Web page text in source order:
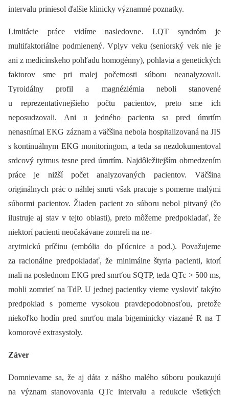
intervalu priniesol ďalšie klinicky významné poznatky.
Limitácie práce vidíme nasledovne. LQT syndróm je
multifaktoriálne podmienený. Vplyv veku (seniorský vek nie je
ani z medicínskeho pohľadu homogénny), pohlavia a genetických
faktorov sme pri malej početnosti súboru neanalyzovali.
Tyroidálny profil a magnéziémia neboli stanovené
u reprezentatívnejšieho počtu pacientov, preto sme ich
neposudzovali. Ani u jedného pacienta sa pred úmrtím
nenasnímal EKG záznam a väčšina nebola hospitalizovaná na JIS
s kontinuálnym EKG monitoringom, a teda sa nezdokumentoval
srdcový rytmus tesne pred úmrtím. Najdôležitejším obmedzením
práce je nižší počet analyzovaných pacientov. Väčšina
originálnych prác o náhlej smrti však pracuje s pomerne malými
súbormi pacientov. Žiaden pacient zo súboru nebol pitvaný (čo
ilustruje aj stav v tejto oblasti), preto môžeme predpokladať, že
niektorí pacienti neočakávane zomreli na ne-
arytmickú príčinu (embólia do pľúcnice a pod.). Považujeme
za racionálne predpokladať, že minimálne štyria pacienti, ktorí
mali na poslednom EKG pred smrťou SQTP, teda QTc > 500 ms,
mohli zomrieť na TdP. U jednej pacientky vieme vysloviť takýto
predpoklad s pomerne vysokou pravdepodobnosťou, pretože
niekoľko hodín pred smrťou mala bigeminicky viazané R na T
komorové extrasystoly.
Záver
Domnievame sa, že aj dáta z nášho malého súboru poukazujú
na význam stanovovania QTc intervalu a redukcie všetkých